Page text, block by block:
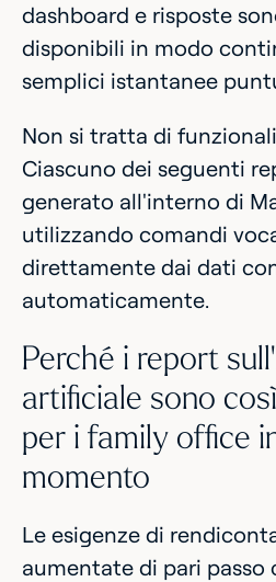
dashboard e risposte
disponibili in modo
semplici istantanee
Non si tratta di
Ciascuno dei seguenti
generato all'interno di
utilizzando comandi
direttamente dai dati
automaticamente.
Perché i report
artificiale sono
per i family office
momento
Le esigenze di
aumentate di pari passo